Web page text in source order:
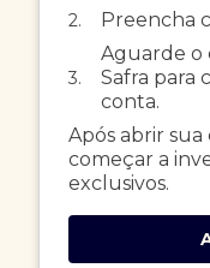
2. Preencha
3.
Aguarde o
Safra para
conta.
Após abrir sua
começar a
exclusivos.